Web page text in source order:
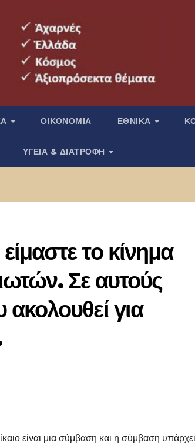
ΟΙΚΟΝΟΜΙΑ ΕΘΝΙΚΑ
ΥΓΕΙΑ & ΔΙΑΤΡΟΦΗ
το κίνημα
Σε αυτούς
ακολουθεί για
είναι μια σύμβαση και η σύμβαση υπάρχει